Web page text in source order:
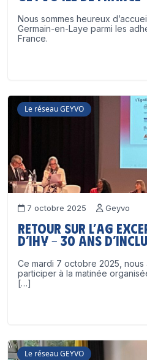
Nous sommes heureux
Germain-en-Laye parmi les
France.
Le réseau GEYVO
7 octobre 2025 Geyvo
Retour sur l’AG
d’IHY – 30 ans
Ce mardi 7 octobre 2025, nous
participer à la matinée
[…]
Le réseau GEYVO